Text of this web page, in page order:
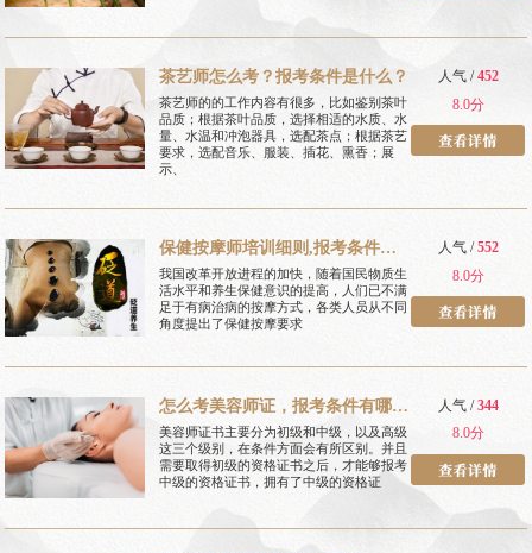
茶艺师怎么考？报考条件是什么？
茶艺师的的工作内容有很多，比如鉴别茶叶
品质；根据茶叶品质，选择相适的水质、水
量、水温和冲泡器具，选配茶点；根据茶艺
要求，选配音乐、服装、插花、熏香；展
示、
人气 /452
8.0分
保健按摩师培训细则,报考条件有
哪些
我国改革开放进程的加快，随着国民物质生
活水平和养生保健意识的提高，人们已不满
足于有病治病的按摩方式，各类人员从不同
角度提出了保健按摩要求
人气 /552
8.0分
怎么考美容师证，报考条件有哪
些
美容师证书主要分为初级和中级，以及高级
这三个级别，在条件方面会有所区别。并且
需要取得初级的资格证书之后，才能够报考
中级的资格证书，拥有了中级的资格证
人气 /344
8.0分